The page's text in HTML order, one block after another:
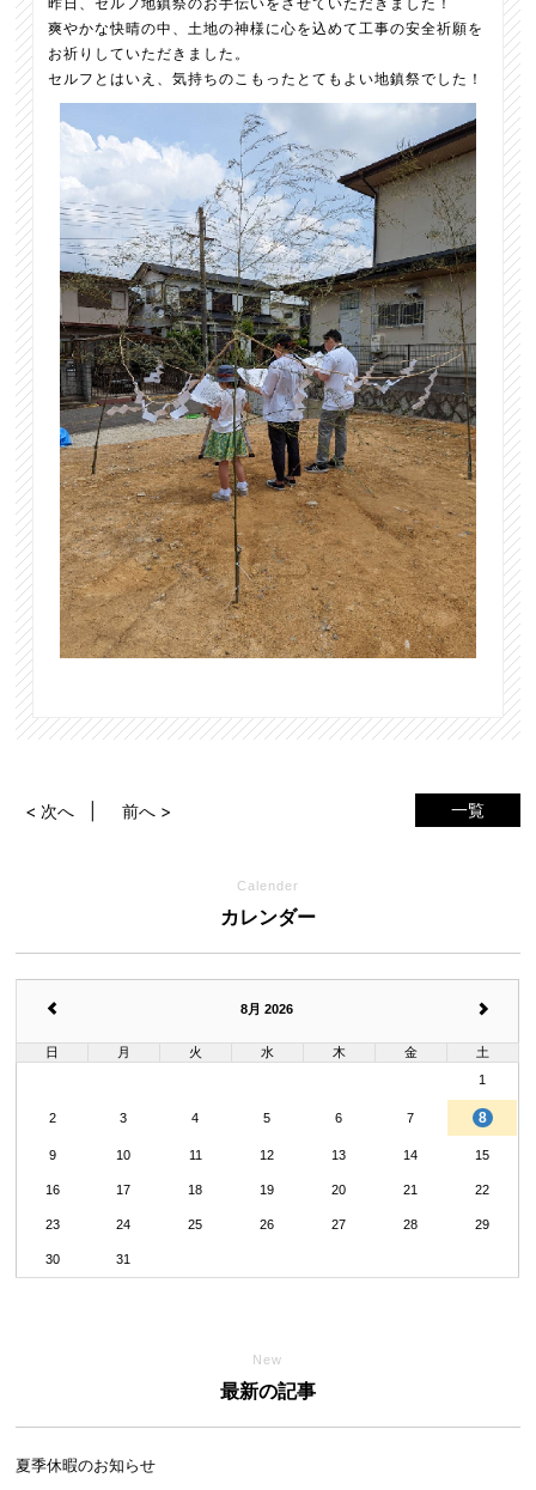
爽やかな快晴の中、土地の神様に心を込めて工事の安全祈願を
お祈りしていただきました。
セルフとはいえ、気持ちのこもったとてもよい地鎮祭でした！
一覧
< 次へ 前へ >
Calender
カレンダー
8月 2026
日 月 火 水 木 金
土
1
2 3 4 5 6 7 8
9 10 11 12 13 14 15
16 17 18 19 20 21 22
23 24 25 26 27 28 29
30 31
New
最新の記事
夏季休暇のお知らせ